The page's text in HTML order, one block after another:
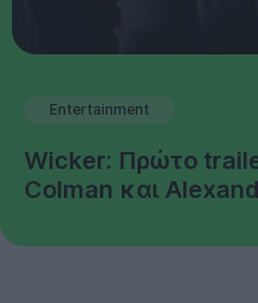
Entertainment
Wicker: Πρώτο
Colman και